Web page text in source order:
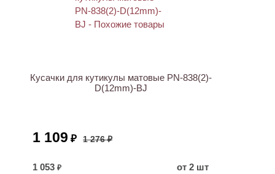
Кусачки для кутикулы матовые PN-838(2)-
D(12mm)-BJ
1 109 ₽ 1 276 ₽
1 053 ₽ от 2 шт